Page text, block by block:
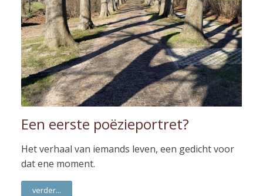
Een eerste poëzieportret?
Het verhaal van iemands leven, een gedicht voor
dat ene moment.
verder...